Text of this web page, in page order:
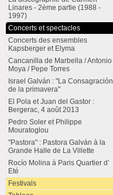
Linares - 2ème partie (1988 -
1997)
Concerts et spectacles
Concerts des ensembles
Kapsberger et Elyma
Cancanilla de Marbella / Antonio
Moya / Pepe Torres
Israel Galván : "La Consagración
de la primavera"
El Pola et Juan del Gastor :
Bergerac, 4 août 2013
Pedro Soler et Philippe
Mouratoglou
"Pastora" : Pastora Galván à la
Grande Halle de La Villette
Rocío Molina à Paris Quartier d’
Eté
Festivals